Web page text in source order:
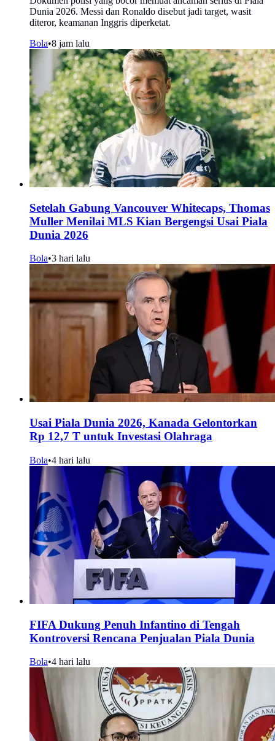
Dunia 2026. Messi dan Ronaldo disebut jadi target, wasit
diteror, keamanan Inggris diperketat.
Bola•8 jam lalu
Setelah Gabung Vancouver Whitecaps, Thomas
Muller Menilai MLS Kian Bergengsi Usai Piala
Dunia 2026
Bola•3 hari lalu
Usai Piala Dunia 2026, Kanada Gelontorkan
Rp 12,7 T untuk Investasi Olahraga
Bola•4 hari lalu
FIFA Dukung Penuh Infantino di Tengah
Kontroversi Rencana Penjualan Piala Dunia
Bola•4 hari lalu